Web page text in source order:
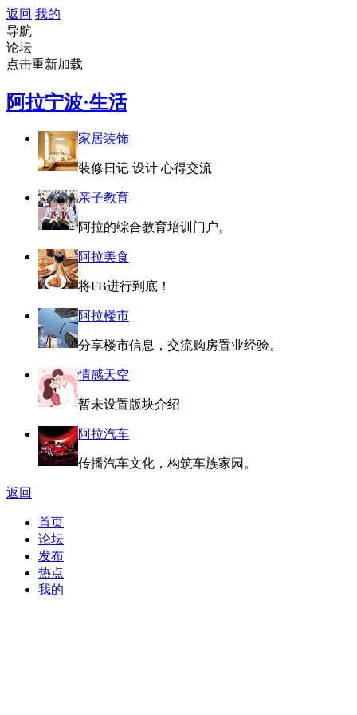
返回 我的
导航
论坛
点击重新加载
阿拉宁波·生活
家居装饰
装修日记 设计 心得交流
亲子教育
阿拉的综合教育培训门户。
阿拉美食
将FB进行到底！
阿拉楼市
分享楼市信息，交流购房置业经验。
情感天空
暂未设置版块介绍
阿拉汽车
传播汽车文化，构筑车族家园。
返回
首页
论坛
发布
热点
我的